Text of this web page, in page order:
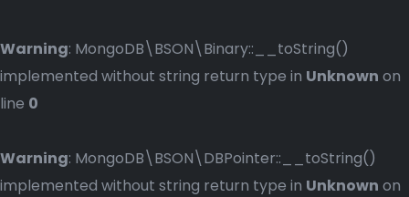
Warning: MongoDB\BSON\Binary::__toString()
implemented without string return type in Unknown on
line 0
Warning: MongoDB\BSON\DBPointer::__toString()
implemented without string return type in Unknown on